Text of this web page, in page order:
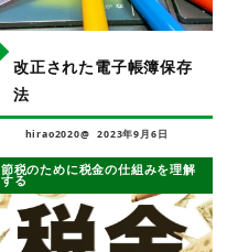
改正された電子帳簿保存
法
hirao2020@ 2023年9月6日
節税のために税金の仕組みを理解
する